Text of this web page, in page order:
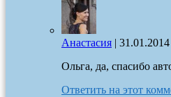
Анастасия |
Ольга, да, спасибо
Ответить на этот